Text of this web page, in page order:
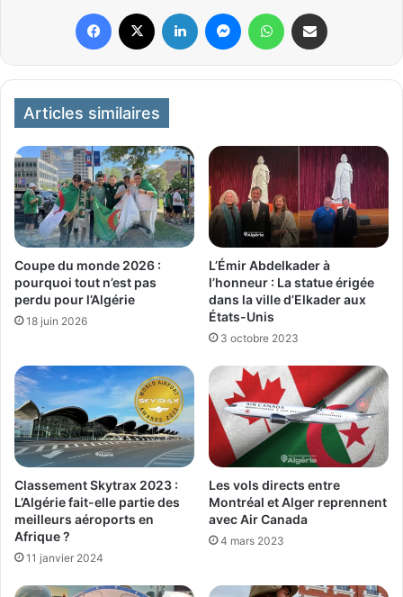
Articles similaires
Coupe du monde 2026 :
pourquoi tout n’est pas
perdu pour l’Algérie
18 juin 2026
L’Émir Abdelkader à
l’honneur : La statue érigée
dans la ville d’Elkader aux
États-Unis
3 octobre 2023
Classement Skytrax 2023 :
L’Algérie fait-elle partie des
meilleurs aéroports en
Afrique ?
11 janvier 2024
Les vols directs entre
Montréal et Alger reprennent
avec Air Canada
4 mars 2023